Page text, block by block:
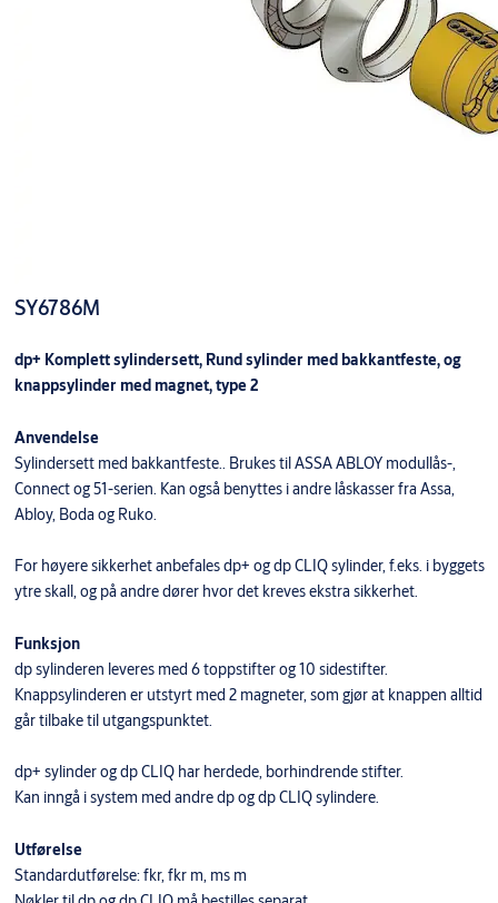
SY6786M
dp+ Komplett sylindersett, Rund sylinder med bakkantfeste, og
knappsylinder med magnet, type 2
Anvendelse
Sylindersett med bakkantfeste.. Brukes til ASSA ABLOY modullås-,
Connect og 51-serien. Kan også benyttes i andre låskasser fra Assa,
Abloy, Boda og Ruko.
For høyere sikkerhet anbefales dp+ og dp CLIQ sylinder, f.eks. i byggets
ytre skall, og på andre dører hvor det kreves ekstra sikkerhet.
Funksjon
dp sylinderen leveres med 6 toppstifter og 10 sidestifter.
Knappsylinderen er utstyrt med 2 magneter, som gjør at knappen alltid
går tilbake til utgangspunktet.
dp+ sylinder og dp CLIQ har herdede, borhindrende stifter.
Kan inngå i system med andre dp og dp CLIQ sylindere.
Utførelse
Standardutførelse: fkr, fkr m, ms m